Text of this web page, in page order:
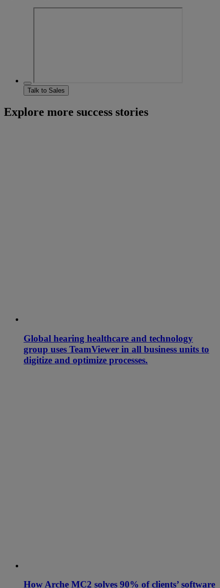
Talk to Sales
Explore more success stories
Global hearing healthcare and technology
group uses TeamViewer in all business units to
digitize and optimize processes.
How Arche MC2 solves 90% of clients’ software